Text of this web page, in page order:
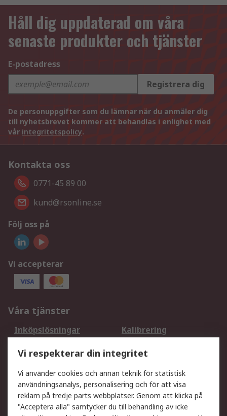
Håll dig uppdaterad om våra
senaste produkter och tjänster
E-postadress
Registrera dig
De personuppgifter som du lämnar när du anmäler dig
till nyhetsbrevet kommer att behandlas i enlighet med
vår integritetspolicy.
Kontakta oss
0771-45 89 00
kund@rsonline.se
Följ oss på
Vi accepterar
Våra tjänster
Inköpslösningar
Kalibrering
DesignSpark
Teknisk Support
Ditt lokala säljteam
Exportlösningar
Support
Vi respekterar din integritet
Vi använder cookies och annan teknik för statistisk
användningsanalys, personalisering och för att visa
reklam på tredje parts webbplatser. Genom att klicka på
"Acceptera alla" samtycker du till behandling av icke